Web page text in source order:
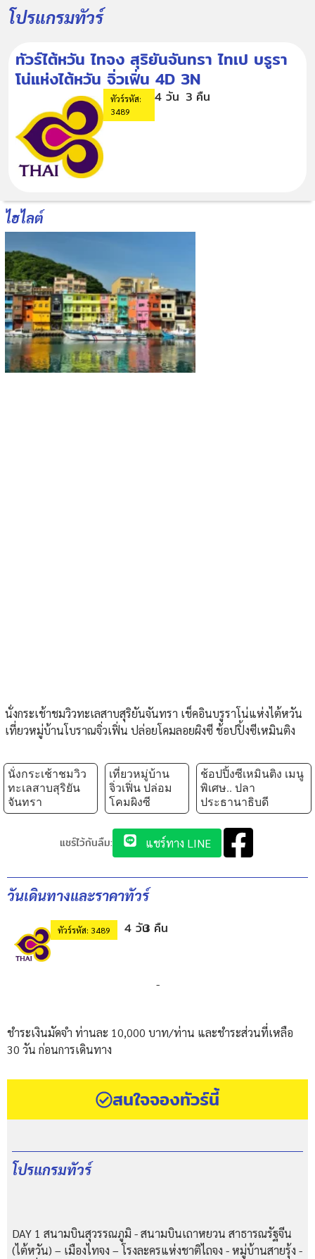
โปรแกรมทัวร์
ทัวร์ไต้หวัน ไทจง สุริยันจันทรา ไทเป บรูรา
โน่แห่งไต้หวัน จิ่วเฟิ่น 4D 3N
ทัวร์รหัส:
3489
4 วัน 3 คืน
ไฮไลต์
นั่งกระเช้าชมวิวทะเลสาบสุริยันจันทรา เช็คอินบรูราโน่แห่งไต้หวัน
เที่ยวหมู่บ้านโบราณจิ่วเฟิ่น ปล่อยโคมลอยผิงซี ช้อปปิ้งซีเหมินติง
นั่งกระเช้าชมวิว
ทะเลสาบสุริยัน
จันทรา
เที่ยวหมู่บ้าน
จิ่วเฟิ่น ปล่อม
โคมผิงซี
ช้อปปิ้งซีเหมินติง เมนู
พิเศษ.. ปลา
ประธานาธิบดี
แชร์ไว้กันลืม: แชร์ทาง LINE
วันเดินทางและราคาทัวร์
ทัวร์รหัส: 3489 4 วัน3 คืน
-
ชำระเงินมัดจำ ท่านละ 10,000 บาท/ท่าน และชำระส่วนที่เหลือ
30 วัน ก่อนการเดินทาง
สนใจจองทัวร์นี้
โปรแกรมทัวร์
DAY 1 สนามบินสุวรรณภูมิ - สนามบินเถาหยวน สาธารณรัฐจีน
(ไต้หวัน) – เมืองไทจง – โรงละครแห่งชาติไถจง - หมู่บ้านสายรุ้ง -